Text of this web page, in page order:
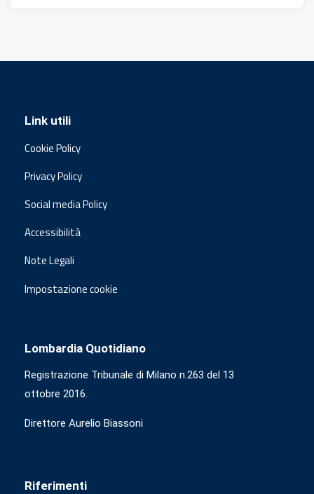
Link utili
Cookie Policy
Privacy Policy
Social media Policy
Accessibilità
Note Legali
Impostazione cookie
Lombardia Quotidiano
Registrazione Tribunale di Milano n.263 del 13
ottobre 2016.
Direttore Aurelio Biassoni
Riferimenti